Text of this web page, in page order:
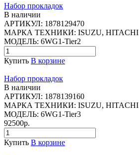
Набор прокладок
В наличии
АРТИКУЛ: 1878129470
МАРКА ТЕХНИКИ: ISUZU, HITACHI
МОДЕЛЬ: 6WG1-Tier2
Купить В корзине
Набор прокладок
В наличии
АРТИКУЛ: 1878139160
МАРКА ТЕХНИКИ: ISUZU, HITACHI
МОДЕЛЬ: 6WG1-Tier3
92500р.
Купить В корзине